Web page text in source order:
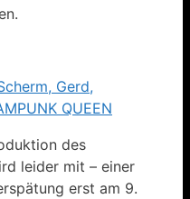
Gerd,
QUEEN
des
leider mit – einer
erst am 9.